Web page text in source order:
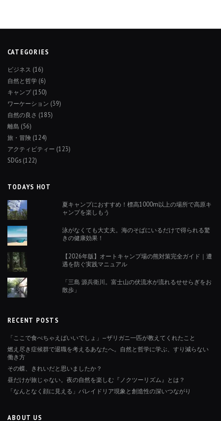
CATEGORIES
ビジネス (16)
自然と哲学 (6)
キャンプ(150)
ワーケーション (39)
自然の良さ (185)
離島 (56)
旅・冒険 (124)
アクティビティー (123)
SDGs (122)
TODAYS HOT
夏キャンプにおすすめ！標高1000m以上の場所で高原キ
ャンプを楽しもう
泳がなくても大丈夫。海のそばにいるだけで得られる驚
きの健康効果！
【2026年版】オートキャンプ場の熊対策完全ガイド｜遭
遇を防ぐ実践マニュアル
「三島 源兵衛川。富士山の伏流水が流れるせせらぎをお
散歩」
RECENT POSTS
「ここで食べちゃえばいいでしょ」—ザリガニ一匹が教えてくれたこと
燃え尽き症候群で退職を考えるあなたへ。自然と哲学に学ぶ、すり減らない
働き方
その蝶、きれいだと思いましたか？
昼だけが旅じゃない。夜の自然を楽しむ『ノクツーリズム』とは？
「なんとなく顔に見える」パレイドリア現象と創造性の深いつながり
ABOUT US